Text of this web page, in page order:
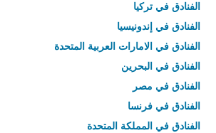
الفنادق في تركيا
الفنادق في إندونيسيا
الفنادق في الامارات العربية المتحدة
الفنادق في البحرين
الفنادق في مصر
الفنادق في فرنسا
الفنادق في المملكة المتحدة